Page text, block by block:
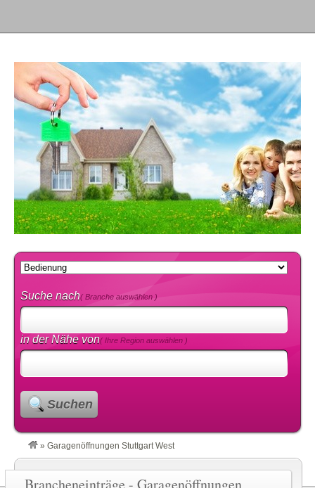
Suche nach( Branche auswählen )
in der Nähe von( Ihre Region auswählen )
Suchen
» Garagenöffnungen Stuttgart West
Brancheneinträge - Garagenöffnungen